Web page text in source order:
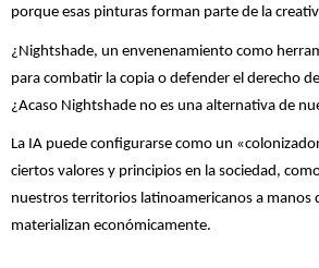
porque esas pinturas forman parte de la
¿Nightshade, un envenenamiento como
para combatir la copia o defender el derecho
¿Acaso Nightshade no es una alternativa de
La IA puede configurarse como un
ciertos valores y principios en la sociedad,
nuestros territorios latinoamericanos a manos
materializan económicamente.